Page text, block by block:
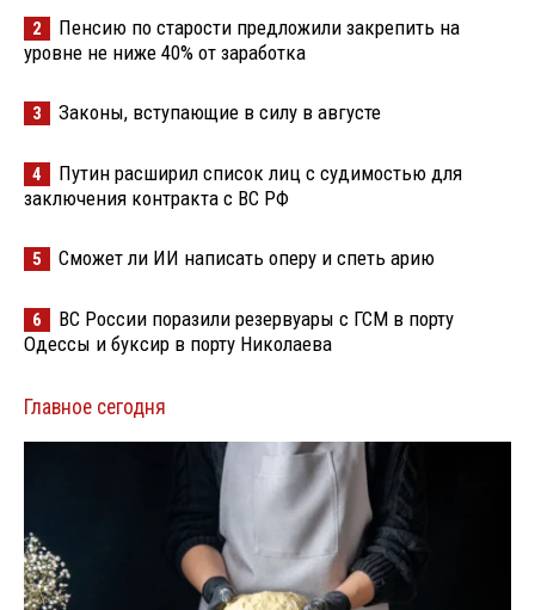
2
Пенсию по старости предложили закрепить на
уровне не ниже 40% от заработка
3 Законы, вступающие в силу в августе
4
Путин расширил список лиц с судимостью для
заключения контракта с ВС РФ
5 Сможет ли ИИ написать оперу и спеть арию
6
ВС России поразили резервуары с ГСМ в порту
Одессы и буксир в порту Николаева
Главное сегодня